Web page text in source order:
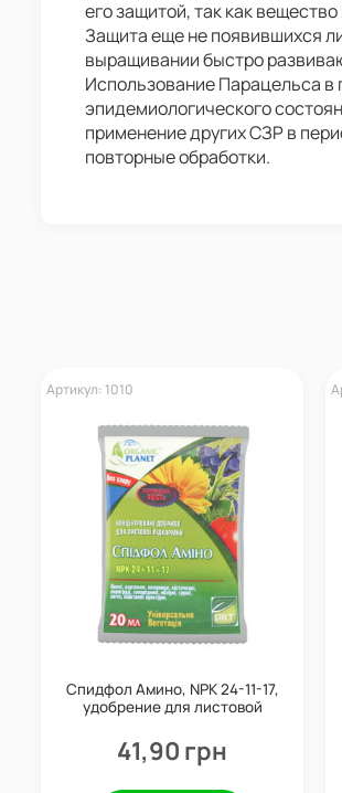
его защитой, так как
Защита еще не появившихся
выращивании быстро
Использование Парацельса в
эпидемиологического
применение других СЗР в
повторные обработки.
Артикул: 1010
Спидфол Амино, NPK 24-11-17,
удобрение для листовой
41,90 грн